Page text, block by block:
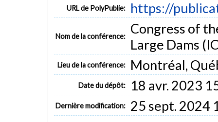
URL de PolyPublie: https://
Nom de la conférence:
Congress of
Large Dams
Lieu de la conférence: Montréal,
Date du dépôt: 18 avr. 2023
Dernière modification: 25 sept. 2024